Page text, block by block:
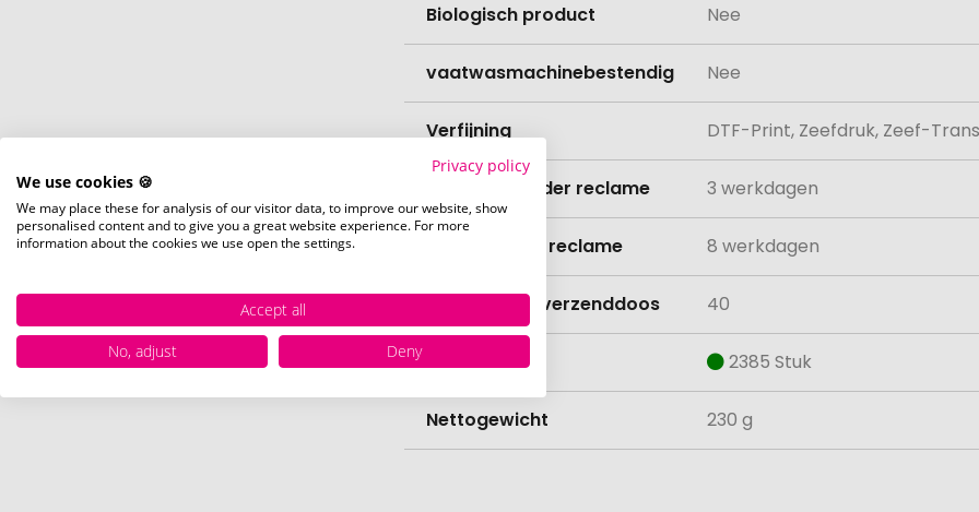
Biologisch product Nee
vaatwasmachinebestendig Nee
Verfijning DTF-Print, Zeefdruk, Zeef-
Levertijd zonder reclame 3 werkdagen
Levertijd met reclame 8 werkdagen
Hoeveelheid verzenddoos 40
Voorraad 2385 Stuk
Nettogewicht 230 g
Privacy policy
We use cookies 🍪
We may place these for analysis of our visitor data, to improve our website, show
personalised content and to give you a great website experience. For more
information about the cookies we use open the settings.
Accept all
No, adjust
Deny